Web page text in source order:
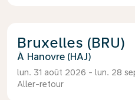
Bruxelles (BRU)
Hanovre (HAJ)
lun. 31 août 2026 - lun. 28
Aller-retour